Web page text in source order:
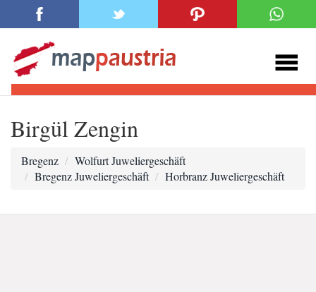
Birgül Zengin
Bregenz
Wolfurt Juweliergeschäft
Bregenz Juweliergeschäft
Horbranz Juweliergeschäft